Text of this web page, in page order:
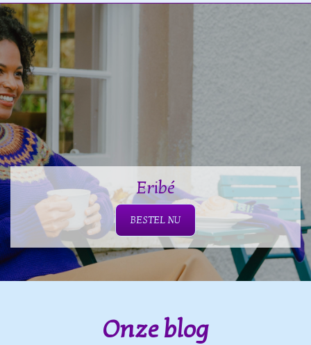
Eribé
BESTEL NU
Onze blog